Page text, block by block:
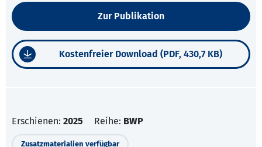
Zur Publikation
Kostenfreier Download (PDF, 430,7 KB)
Erschienen: 2025 Reihe: BWP
Zusatzmaterialien verfügbar